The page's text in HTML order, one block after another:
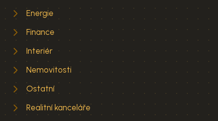
Energie
Finance
Interiér
Nemovitosti
Ostatní
Realitní kanceláře